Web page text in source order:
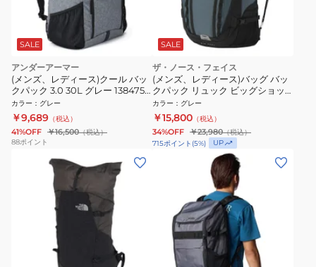
SALE
アンダーアーマー
(メンズ、レディース)クール バッ
クパック 3.0 30L グレー 1384755
040 撥水
カラー ： グレー
￥9,689 （税込）
41%OFF ￥16,500（税込）
88ポイント
SALE
ザ・ノース・フェイス
(メンズ、レディース)バッグ バッ
クパック リュック ビッグショッ
ト NM72301 SY
カラー ： グレー
￥15,800 （税込）
34%OFF ￥23,980（税込）
715ポイント (5%) UP